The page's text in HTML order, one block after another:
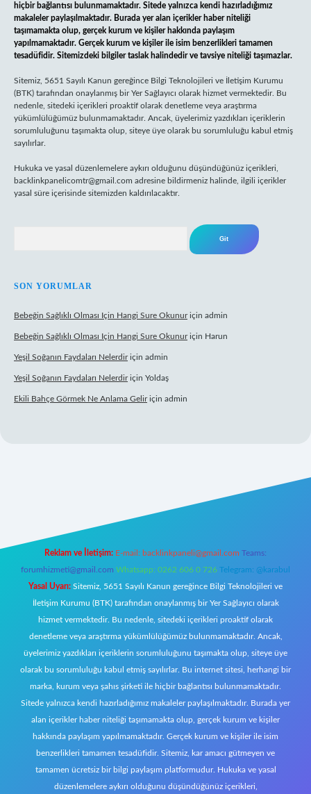
hiçbir bağlantısı bulunmamaktadır. Sitede yalnızca kendi hazırladığımız
makaleler paylaşılmaktadır. Burada yer alan içerikler haber niteliği
taşımamakta olup, gerçek kurum ve kişiler hakkında paylaşım
yapılmamaktadır. Gerçek kurum ve kişiler ile isim benzerlikleri tamamen
tesadüfidir. Sitemizdeki bilgiler taslak halindedir ve tavsiye niteliği taşımazlar.
Sitemiz, 5651 Sayılı Kanun gereğince Bilgi Teknolojileri ve İletişim Kurumu
(BTK) tarafından onaylanmış bir Yer Sağlayıcı olarak hizmet vermektedir. Bu
nedenle, sitedeki içerikleri proaktif olarak denetleme veya araştırma
yükümlülüğümüz bulunmamaktadır. Ancak, üyelerimiz yazdıkları içeriklerin
sorumluluğunu taşımakta olup, siteye üye olarak bu sorumluluğu kabul etmiş
sayılırlar.
Hukuka ve yasal düzenlemelere aykırı olduğunu düşündüğünüz içerikleri,
backlinkpanelicomtr@gmail.com adresine bildirmeniz halinde, ilgili içerikler
yasal süre içerisinde sitemizden kaldırılacaktır.
SON YORUMLAR
Bebeğin Sağlıklı Olması Için Hangi Sure Okunuriçin admin
Bebeğin Sağlıklı Olması Için Hangi Sure Okunuriçin Harun
Yeşil Soğanın Faydaları Nelerdiriçin admin
Yeşil Soğanın Faydaları Nelerdiriçin Yoldaş
Ekili Bahçe Görmek Ne Anlama Geliriçin admin
Reklam ve İletişim: E-mail: backlinkpaneli@gmail.com Teams:
forumhizmeti@gmail.com Whatsapp: 0262 606 0 726 Telegram: @karabul
Yasal Uyarı: Sitemiz, 5651 Sayılı Kanun gereğince Bilgi Teknolojileri ve
İletişim Kurumu (BTK) tarafından onaylanmış bir Yer Sağlayıcı olarak
hizmet vermektedir. Bu nedenle, sitedeki içerikleri proaktif olarak
denetleme veya araştırma yükümlülüğümüz bulunmamaktadır. Ancak,
üyelerimiz yazdıkları içeriklerin sorumluluğunu taşımakta olup, siteye üye
olarak bu sorumluluğu kabul etmiş sayılırlar. Bu internet sitesi, herhangi bir
marka, kurum veya şahıs şirketi ile hiçbir bağlantısı bulunmamaktadır.
Sitede yalnızca kendi hazırladığımız makaleler paylaşılmaktadır. Burada yer
alan içerikler haber niteliği taşımamakta olup, gerçek kurum ve kişiler
hakkında paylaşım yapılmamaktadır. Gerçek kurum ve kişiler ile isim
benzerlikleri tamamen tesadüfidir. Sitemiz, kar amacı gütmeyen ve
tamamen ücretsiz bir bilgi paylaşım platformudur. Hukuka ve yasal
düzenlemelere aykırı olduğunu düşündüğünüz içerikleri,